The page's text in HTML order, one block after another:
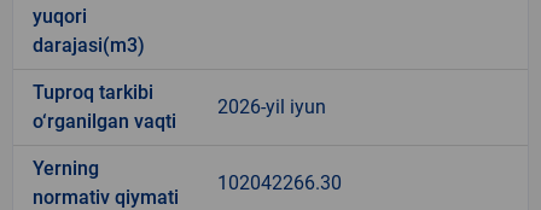
yuqori
darajasi(m3)
Tuproq tarkibi
o‘rganilgan vaqti
2026-yil iyun
Yerning
normativ qiymati
102042266.30